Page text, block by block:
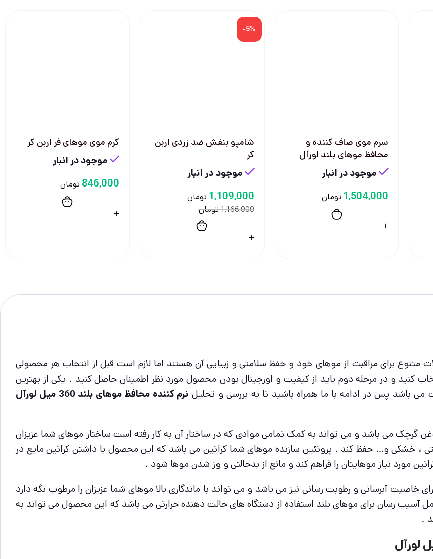
سرم موی صاف کننده و
محافظ موهای بلند لورآل
موجود در انبار
1,504,000 تومان
-5%
شامپو بنفش ضد زردی اربن
کر
موجود در انبار
1,166,000تومان
1,109,000 تومان
کرم موی موهای فر اربن کر
موجود در انبار
846,000 تومان
متنوع برای مراقبت از موهای خود و حفظ سلامتی و زیبایی آن هستند اما لازم است قبل از انتخاب هر محصولی
کنید و در مرحله دوم باید از کیفیت و اورجینال بودن محصول مورد نظر اطمینان حاصل کنید . یکی از بهترین
باشد پس در ادامه با ما همراه باشید تا به بررسی و تحلیل نرم کننده محافظ موهای بلند 360 میل لورآل
گرچک می باشد و می تواند به کمک تمامی موادی که در ساختار آن به کار رفته است ساختار موهای شما عزیزان
، خشکی و… حفظ کند . پروتئین سازنده موهای شما کراتین می باشد که این محصول با داشتن کراتین مایع در
مورد نیاز موهایتان را فراهم کند و مانع از بدحالتی و وز شدن موها شود .
آبرسانی و رطوبت رسانی نیز می باشد و می تواند با ماندگاری بالا موهای شما عزیزان را مرطوب نگه دارد
آسیب رسان برای موهای بلند استفاده از دستگاه های حالت دهنده حرارتی می باشد که این محصول می تواند به
.